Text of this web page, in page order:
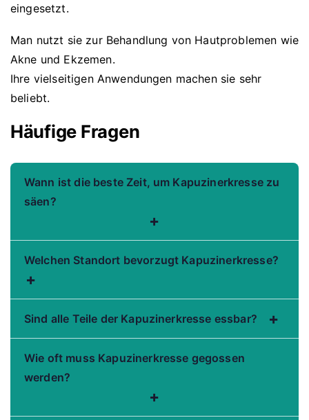
eingesetzt.
Man nutzt sie zur Behandlung von Hautproblemen wie
Akne und Ekzemen.
Ihre vielseitigen Anwendungen machen sie sehr
beliebt.
Häufige Fragen
Wann ist die beste Zeit, um Kapuzinerkresse zu
säen?
+
Welchen Standort bevorzugt Kapuzinerkresse?
+
Sind alle Teile der Kapuzinerkresse essbar? +
Wie oft muss Kapuzinerkresse gegossen
werden?
+